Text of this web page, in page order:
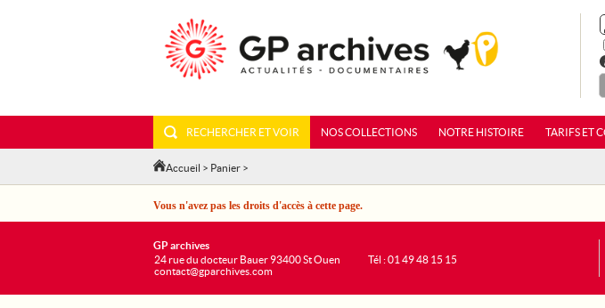
RECHERCHER ET VOIR NOS COLLECTIONS NOTRE HISTOIRE TARIFS ET
Accueil > Panier >
Vous n'avez pas les droits d'accès à cette page.
GP archives
24 rue du docteur Bauer 93400 St Ouen
contact@gparchives.com
Tél : 01 49 48 15 15